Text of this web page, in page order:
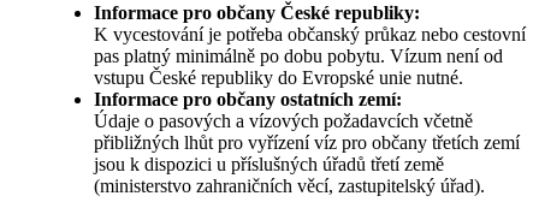
Informace pro občany České republiky:
K vycestování je potřeba občanský průkaz nebo cestovní
pas platný minimálně po dobu pobytu. Vízum není od
vstupu České republiky do Evropské unie nutné.
Informace pro občany ostatních zemí:
Údaje o pasových a vízových požadavcích včetně
přibližných lhůt pro vyřízení víz pro občany třetích zemí
jsou k dispozici u příslušných úřadů třetí země
(ministerstvo zahraničních věcí, zastupitelský úřad).